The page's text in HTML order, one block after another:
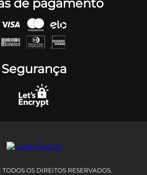
de pagamento
Segurança
OS DIREITOS RESERVADOS.